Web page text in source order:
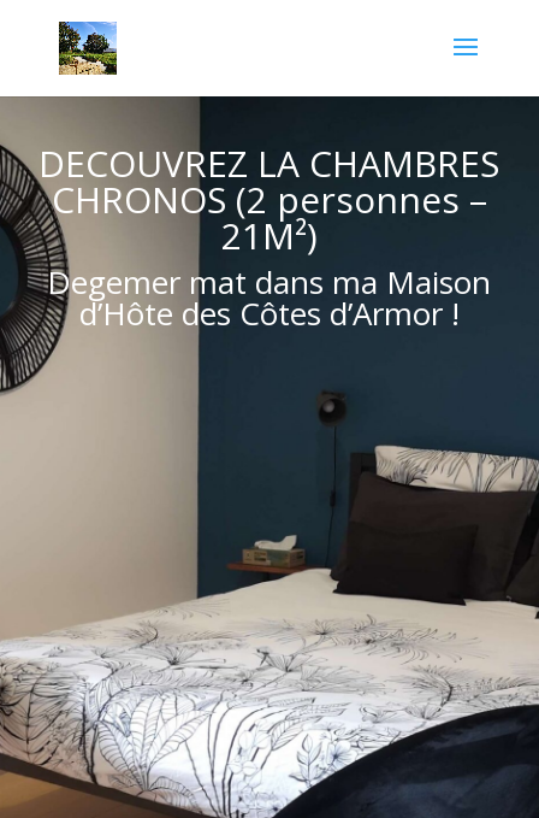
DECOUVREZ LA CHAMBRES
CHRONOS (2 personnes –
21M²)
Degemer mat dans ma Maison
d’Hôte des Côtes d’Armor !